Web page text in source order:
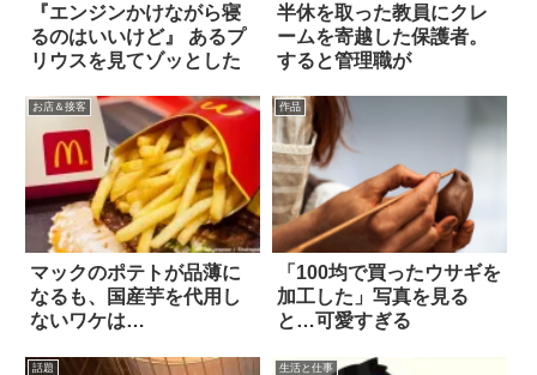
『エンジンかけながら寝
るのはいいけど』 あるプ
リウスを見てゾッとした
半休を取った教員にクレ
ームを寄越した保護者。
すると管理職が
お店＆接客
マックのポテトが品薄に
なるも、国産芋を代用し
ないワケは…
作品
「100均で買ったウサギを
加工した」写真を見る
と…可愛すぎる
話題 生活と仕事